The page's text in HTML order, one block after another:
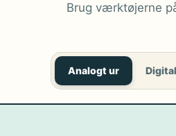
Brug værktøjerne
Analogt ur